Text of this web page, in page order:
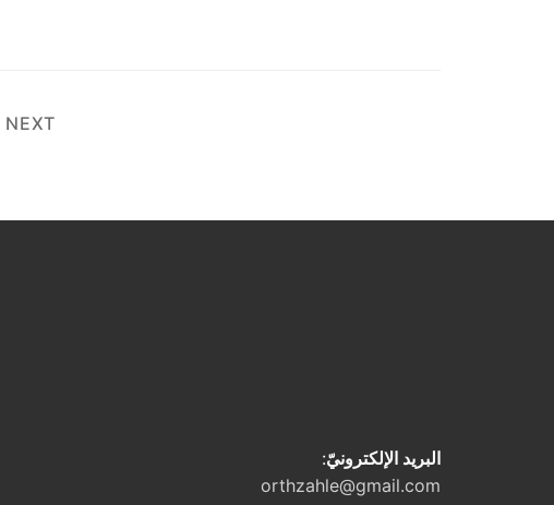
NEXT
البريد الإلكترونيّ:
orthzahle@gmail.com